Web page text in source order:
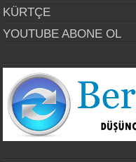
KÜRTÇE
YOUTUBE ABONE OL